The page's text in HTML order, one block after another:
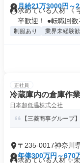
月給21万3000円～
求めている人材 《
卒歓迎！ ●転職回数
制服あり 業界未経験
正社員
冷蔵庫内の倉庫作
日本超低温株式会社
【三菱商事グループ
〒235-0017神奈川
年俸300万円～670
求めている人材 ✨